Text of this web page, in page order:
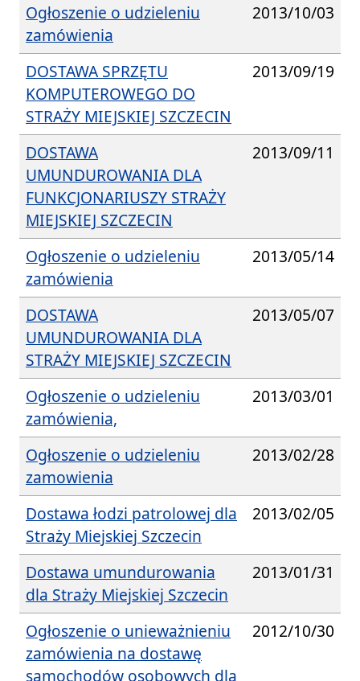
Ogłoszenie o udzieleniu
zamówienia
2013/10/03
DOSTAWA SPRZĘTU
KOMPUTEROWEGO DO
STRAŻY MIEJSKIEJ SZCZECIN
2013/09/19
DOSTAWA
UMUNDUROWANIA DLA
FUNKCJONARIUSZY STRAŻY
MIEJSKIEJ SZCZECIN
2013/09/11
Ogłoszenie o udzieleniu
zamówienia
2013/05/14
DOSTAWA
UMUNDUROWANIA DLA
STRAŻY MIEJSKIEJ SZCZECIN
2013/05/07
Ogłoszenie o udzieleniu
zamówienia,
2013/03/01
Ogłoszenie o udzieleniu
zamowienia
2013/02/28
Dostawa łodzi patrolowej dla
Straży Miejskiej Szczecin
2013/02/05
Dostawa umundurowania
dla Straży Miejskiej Szczecin
2013/01/31
Ogłoszenie o unieważnieniu
zamówienia na dostawę
samochodów osobowych dla
2012/10/30